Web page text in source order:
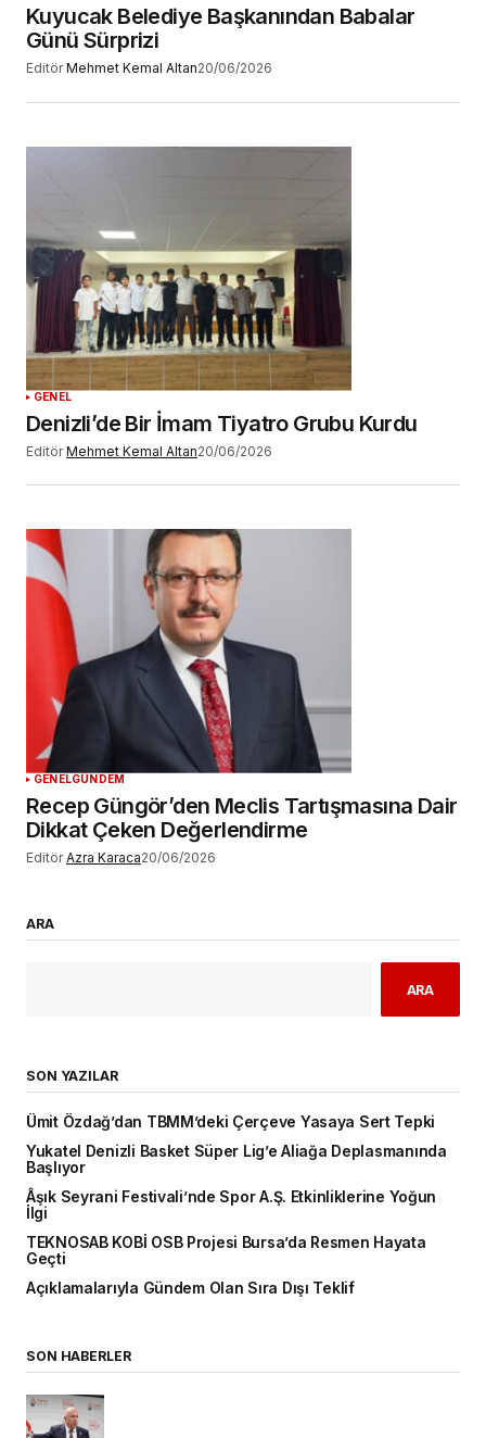
Kuyucak Belediye Başkanından Babalar
Günü Sürprizi
Editör Mehmet Kemal Altan20/06/2026
GENEL
Denizli’de Bir İmam Tiyatro Grubu Kurdu
Editör Mehmet Kemal Altan20/06/2026
GENELGÜNDEM
Recep Güngör’den Meclis Tartışmasına Dair
Dikkat Çeken Değerlendirme
Editör Azra Karaca20/06/2026
ARA
ARA
SON YAZILAR
Ümit Özdağ’dan TBMM’deki Çerçeve Yasaya Sert Tepki
Yukatel Denizli Basket Süper Lig’e Aliağa Deplasmanında
Başlıyor
Âşık Seyrani Festivali’nde Spor A.Ş. Etkinliklerine Yoğun
İlgi
TEKNOSAB KOBİ OSB Projesi Bursa’da Resmen Hayata
Geçti
Açıklamalarıyla Gündem Olan Sıra Dışı Teklif
SON HABERLER